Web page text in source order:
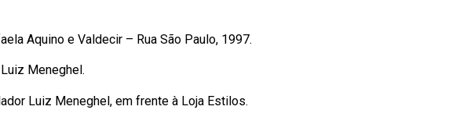
Aquino e Valdecir – Rua São Paulo, 1997.
Meneghel.
Luiz Meneghel, em frente à Loja Estilos.